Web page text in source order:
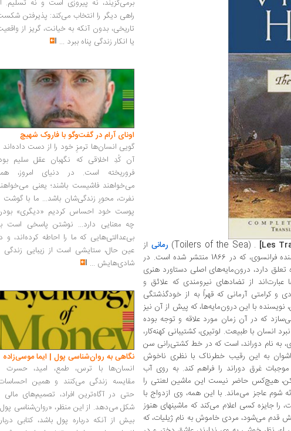
Les
]
. (
Toilers of the Sea
) رمانی از
(1802-1885)، نویسنده فرانسوی، که در 1866 منتشر شده است. در
دارد، درون‌مایه‌های اصلی دستاورد هنری
از تضادهای نیرومندی که علائق و
و کرامتی آرمانی که قهراً به از خودگذشتگی
با این درون‌مایه‌ها، که پیش از آن نیز
که در آن زمان مورد علاقه و توجه بوده
انسان با طبیعت. لوتیری، کشتیبانی کهنه‌کار،
به نام دوراند، است که در خط کشتی‌رانی سن
به این رقیب خطرناک با نظری ناخوش
غرق دوراند را فراهم کند. به روی آب
هیچ‌کس حاضر نیست این ماشین لعنتی را
شوم عاجز می‌ماند. با این همه، وی ازدواج با
را جایزه کسی اعلام می‌کند که ماشینهای هنوز
قدم می‌شود، مردی خاموش به نام ژیلیات، که
برمی‌گزیند، نه پیروزی است و نه تسلیم.
راهی دیگر را انتخاب می‌کند: پذیرفتن
تاریخی، بدون آنکه به خیانت، گریز از
یا انکار زندگی پناه ببرد ...
اونای آرام در گفت‌وگو با فاروک شهیچ‭
گویی انسان‌ها ترمزِ خود را از دست داده‌اند
آن کُدِ اخلاقی که نگهبان عقل سلیم
فروریخته است. در دنیای امروز،
می‌خواهند فاشیست باشند؛ یعنی
نفرت، محورِ زندگی‌شان باشد... ما با گوشت
پوست خود احساس کردیم «دیگری»
چه معنایی دارد... نوشتن پاسخی است
بی‌عدالتی‌هایی که ما را احاطه کرده‌اند، و
عین حال، ستایشی است از زیبایی زندگی
شادی‌هایش ...
نگاهی به روان‌شناسی پول | ایما موسی‌زاده
انسان‌ها با ترس، طمع، امید، حسرت
مقایسه زندگی می‌کنند و همین
حتی در آگاه‌ترین افراد، تصمیم‌های مالی
شکل می‌دهد. از این منظر، «روان‌شناسی
بیش از آنکه درباره پول باشد، کتابی